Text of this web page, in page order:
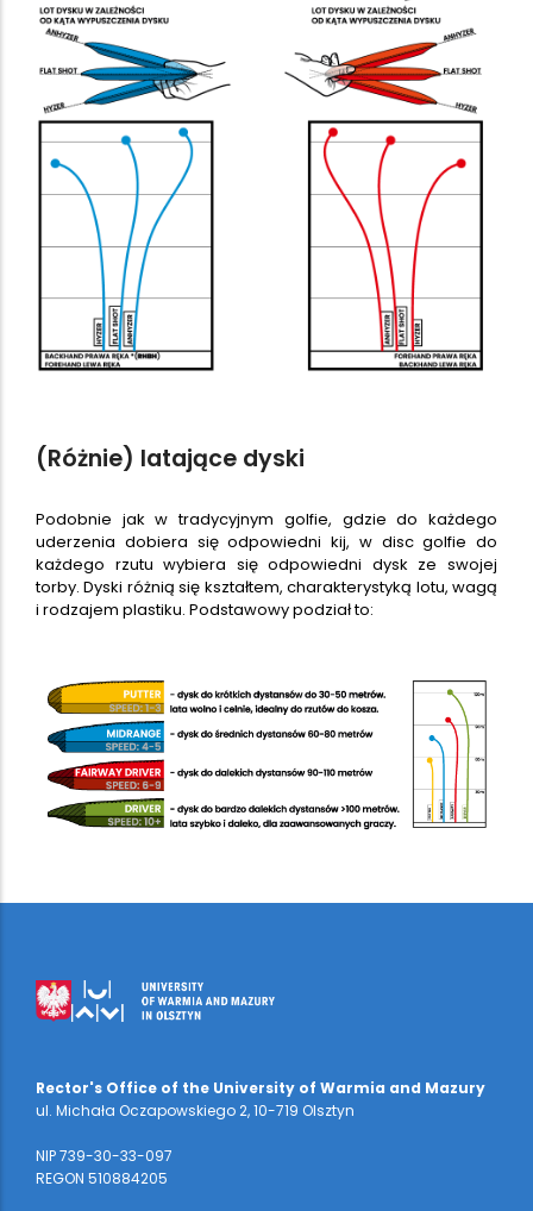
(Różnie) latające dyski
Podobnie jak w tradycyjnym golfie, gdzie do każdego
uderzenia dobiera się odpowiedni kij, w disc golfie do
każdego rzutu wybiera się odpowiedni dysk ze swojej
torby. Dyski różnią się kształtem, charakterystyką lotu, wagą
i rodzajem plastiku. Podstawowy podział to:
Rector's Office of the University of Warmia and Mazury
ul. Michała Oczapowskiego 2, 10-719 Olsztyn
NIP 739-30-33-097
REGON 510884205